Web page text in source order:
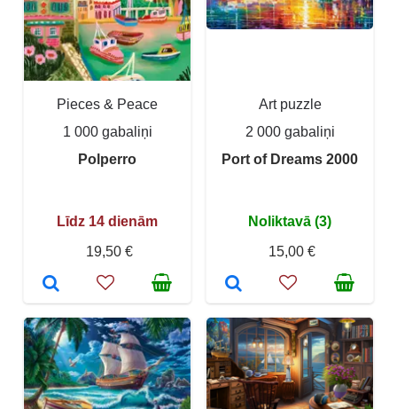
Pieces & Peace
1 000 gabaliņi
Polperro
Līdz 14 dienām
19,50 €
Art puzzle
2 000 gabaliņi
Port of Dreams 2000
Noliktavā (3)
15,00 €